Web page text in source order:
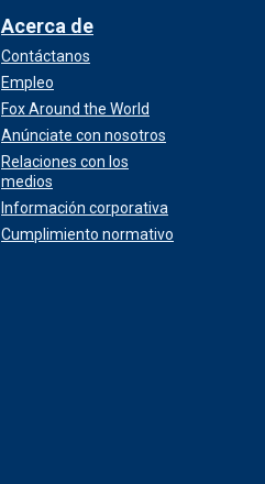
Acerca de
Contáctanos
Empleo
Fox Around the World
Anúnciate con nosotros
Relaciones con los
medios
Información corporativa
Cumplimiento normativo